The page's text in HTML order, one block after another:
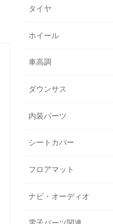
タイヤ
ホイール
車高調
ダウンサス
内装パーツ
シートカバー
フロアマット
ナビ・オーディオ